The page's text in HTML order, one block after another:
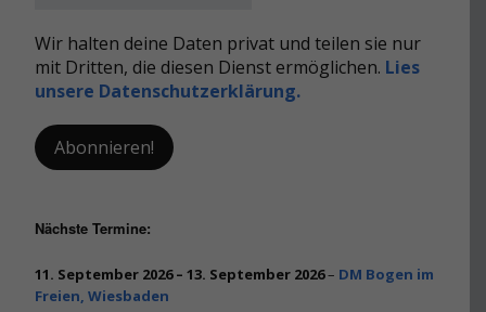
Wir halten deine Daten privat und teilen sie nur
mit Dritten, die diesen Dienst ermöglichen. Lies
unsere Datenschutzerklärung.
Nächste Termine:
11. September 2026 – 13. September 2026– DM Bogen im
Freien, Wiesbaden